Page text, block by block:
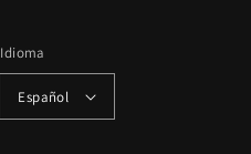
Idioma
Español